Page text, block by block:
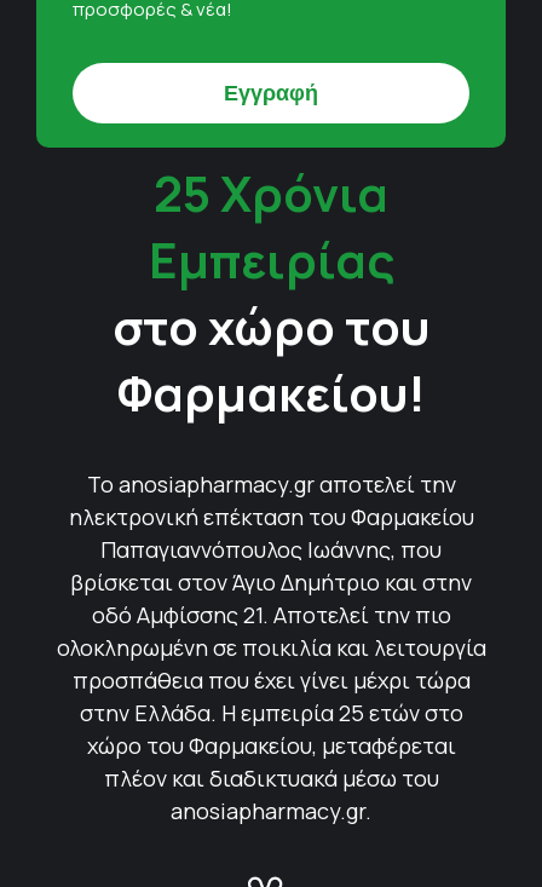
προσφορές & νέα!
25 Χρόνια
Εμπειρίας
στο χώρο του
Φαρμακείου!
Το anosiapharmacy.gr αποτελεί την
ηλεκτρονική επέκταση του Φαρμακείου
Παπαγιαννόπουλος Ιωάννης, που
βρίσκεται στον Άγιο Δημήτριο και στην
οδό Αμφίσσης 21. Αποτελεί την πιο
ολοκληρωμένη σε ποικιλία και λειτουργία
προσπάθεια που έχει γίνει μέχρι τώρα
στην Ελλάδα. Η εμπειρία 25 ετών στο
χώρο του Φαρμακείου, μεταφέρεται
πλέον και διαδικτυακά μέσω του
anosiapharmacy.gr.